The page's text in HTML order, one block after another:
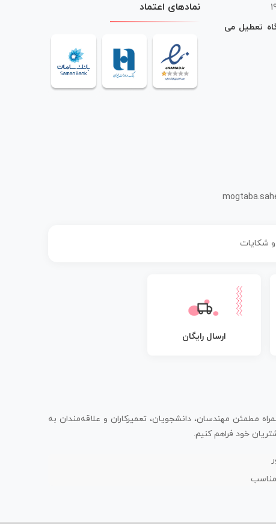
تعطیل می
نمادهای اعتماد
و شکایات
ارسال رایگان
مطمئن مهندسان، دانشجویان، تعمیرکاران و علاقه‌مندان به
خود فراهم کنیم.